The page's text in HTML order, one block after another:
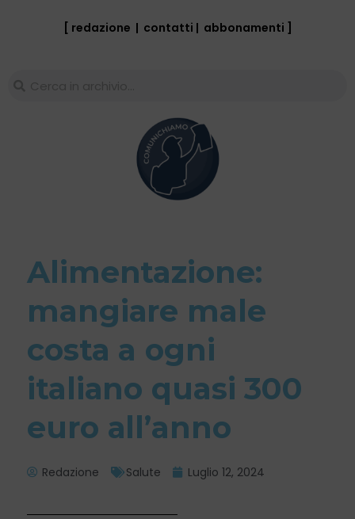
[ redazione | contatti | abbonamenti ]
Alimentazione:
mangiare male
costa a ogni
italiano quasi 300
euro all’anno
Redazione Salute Luglio 12, 2024